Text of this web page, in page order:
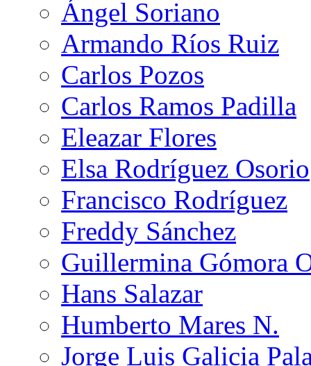
Ángel Soriano
Armando Ríos Ruiz
Carlos Pozos
Carlos Ramos Padilla
Eleazar Flores
Elsa Rodríguez Osorio
Francisco Rodríguez
Freddy Sánchez
Guillermina Gómora
Hans Salazar
Humberto Mares N.
Jorge Luis Galicia